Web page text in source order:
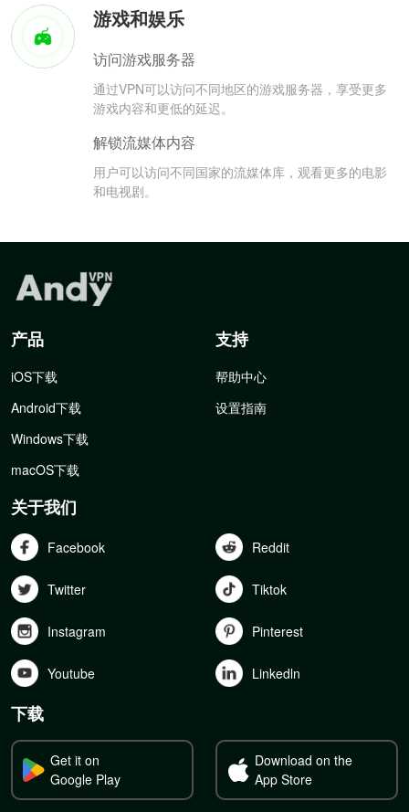
游戏和娱乐
访问游戏服务器
通过VPN可以访问不同地区的游戏服务器，享受更多
游戏内容和更低的延迟。
解锁流媒体内容
用户可以访问不同国家的流媒体库，观看更多的电影
和电视剧。
产品
iOS下载
Android下载
Windows下载
macOS下载
支持
帮助中心
设置指南
关于我们
Facebook Reddit
Twitter Tiktok
Instagram Pinterest
Youtube Linkedln
下载
Get it on
Google Play
Download on the
App Store